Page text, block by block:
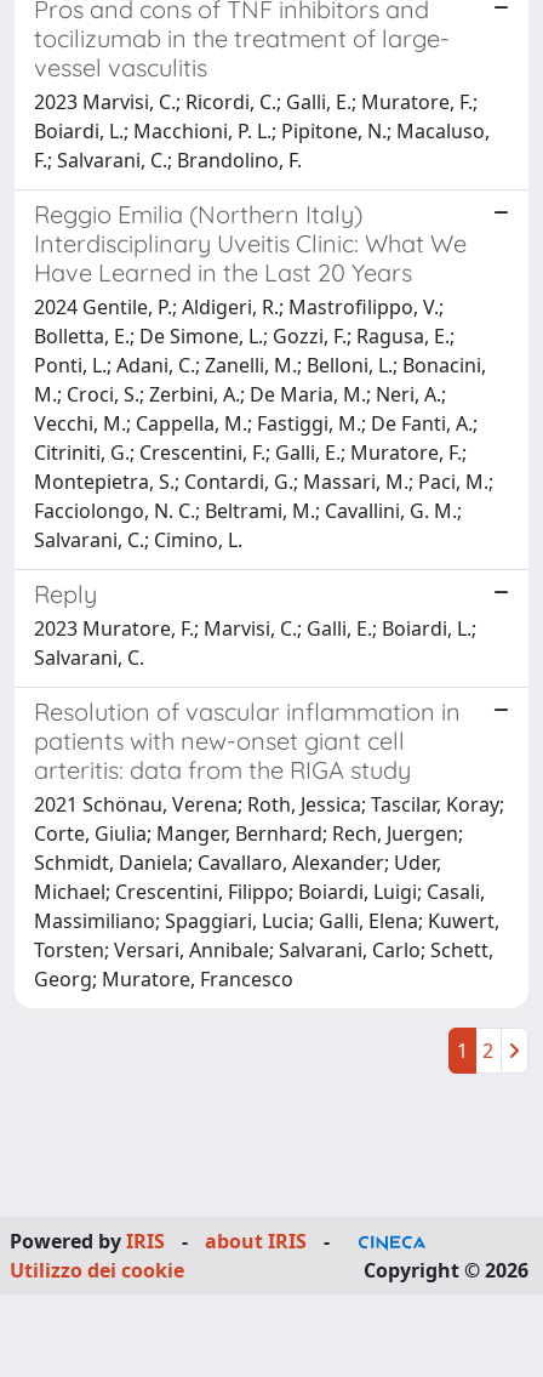
Pros and cons of TNF inhibitors and
tocilizumab in the treatment of large-
vessel vasculitis
2023 Marvisi, C.; Ricordi, C.; Galli, E.; Muratore, F.;
Boiardi, L.; Macchioni, P. L.; Pipitone, N.; Macaluso,
F.; Salvarani, C.; Brandolino, F.
Reggio Emilia (Northern Italy)
Interdisciplinary Uveitis Clinic: What We
Have Learned in the Last 20 Years
2024 Gentile, P.; Aldigeri, R.; Mastrofilippo, V.;
Bolletta, E.; De Simone, L.; Gozzi, F.; Ragusa, E.;
Ponti, L.; Adani, C.; Zanelli, M.; Belloni, L.; Bonacini,
M.; Croci, S.; Zerbini, A.; De Maria, M.; Neri, A.;
Vecchi, M.; Cappella, M.; Fastiggi, M.; De Fanti, A.;
Citriniti, G.; Crescentini, F.; Galli, E.; Muratore, F.;
Montepietra, S.; Contardi, G.; Massari, M.; Paci, M.;
Facciolongo, N. C.; Beltrami, M.; Cavallini, G. M.;
Salvarani, C.; Cimino, L.
Reply
2023 Muratore, F.; Marvisi, C.; Galli, E.; Boiardi, L.;
Salvarani, C.
Resolution of vascular inflammation in
patients with new-onset giant cell
arteritis: data from the RIGA study
2021 Schönau, Verena; Roth, Jessica; Tascilar, Koray;
Corte, Giulia; Manger, Bernhard; Rech, Juergen;
Schmidt, Daniela; Cavallaro, Alexander; Uder,
Michael; Crescentini, Filippo; Boiardi, Luigi; Casali,
Massimiliano; Spaggiari, Lucia; Galli, Elena; Kuwert,
Torsten; Versari, Annibale; Salvarani, Carlo; Schett,
Georg; Muratore, Francesco
1 2
Powered byIRIS - about IRIS
-
Utilizzo dei cookie
Copyright © 2026